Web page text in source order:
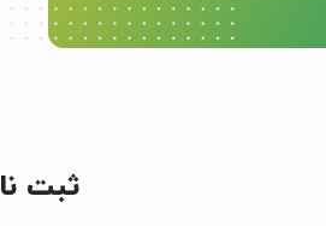
ثبت